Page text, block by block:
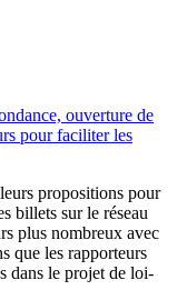
ouverture de
pour faciliter les
propositions pour
billets sur le réseau
plus nombreux avec
que les rapporteurs
dans le projet de loi-